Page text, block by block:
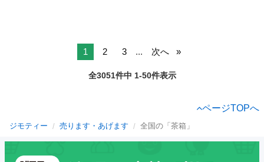
1 2 3 ... 次へ
全3051件中 1-50件表示
ページTOPへ
ジモティー 売ります・あげます 全国の「茶箱」